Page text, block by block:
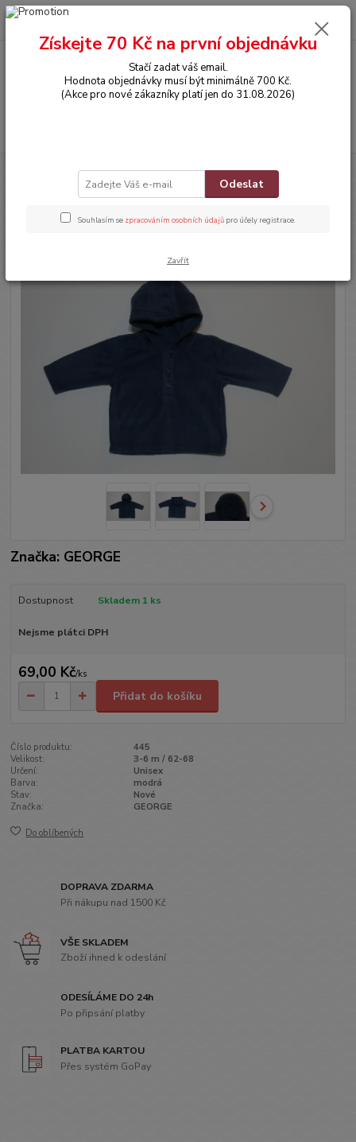
0,00 Kč
OBLEČENÍ Mikinka s kapucí
Mikinka s kapucí
Značka: GEORGE
Dostupnost Skladem 1 ks
Nejsme plátci DPH
69,00 Kč/ks
Přidat do košíku
Číslo produktu:
445
Velikost:
3-6 m / 62-68
Určení:
Unisex
Barva:
modrá
Stav:
Nové
Značka:
GEORGE
Do oblíbených
DOPRAVA ZDARMA
Při nákupu nad 1500 Kč
VŠE SKLADEM
Zboží ihned k odeslání
ODESÍLÁME DO 24h
Po připsání platby
PLATBA KARTOU
Přes systém GoPay
Získejte 70 Kč na první objednávku
Stačí zadat váš email.
Hodnota objednávky musí být minimálně 700 Kč.
(Akce pro nové zákazníky platí jen do 31.08.2026)
Odeslat
Souhlasím se zpracováním osobních údajů pro účely registrace.
Zavřít